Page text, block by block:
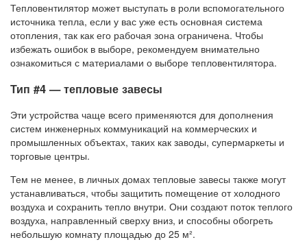
Тепловентилятор может выступать в роли вспомогательного
источника тепла, если у вас уже есть основная система
отопления, так как его рабочая зона ограничена. Чтобы
избежать ошибок в выборе, рекомендуем внимательно
ознакомиться с материалами о выборе тепловентилятора.
Тип #4 — тепловые завесы
Эти устройства чаще всего применяются для дополнения
систем инженерных коммуникаций на коммерческих и
промышленных объектах, таких как заводы, супермаркеты и
торговые центры.
Тем не менее, в личных домах тепловые завесы также могут
устанавливаться, чтобы защитить помещение от холодного
воздуха и сохранить тепло внутри. Они создают поток теплого
воздуха, направленный сверху вниз, и способны обогреть
небольшую комнату площадью до 25 м².